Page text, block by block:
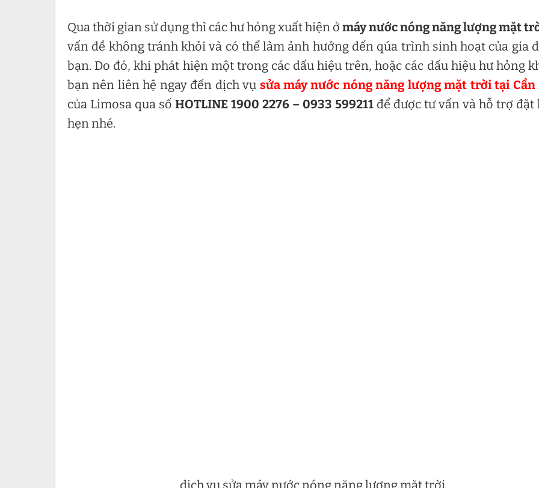
Qua thời gian sử dụng thì các hư hỏng xuất hiện ở máy nước nóng năng lượng mặt
vấn đề không tránh khỏi và có thể làm ảnh hưởng đến qúa trình sinh hoạt của gia
bạn. Do đó, khi phát hiện một trong các dấu hiệu trên, hoặc các dấu hiệu hư hỏng
bạn nên liên hệ ngay đến dịch vụ sửa máy nước nóng năng lượng mặt trời tại Cần
của Limosa qua số HOTLINE 1900 2276 – 0933 599211 để được tư vấn và hỗ trợ đặt
hẹn nhé.
dịch vụ sửa máy nước nóng năng lượng mặt trời